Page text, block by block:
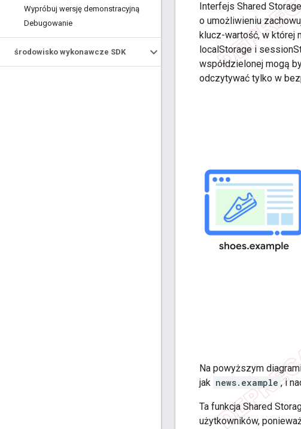
Wypróbuj wersję demonstracyjną
Debugowanie
środowisko wykonawcze SDK
Interfejs Shared
o umożliwieniu
klucz-wartość, w której
localStorage i
współdzielonej mogą
odczytywać tylko w
Na powyższym
jak news.example , i
Ta funkcja Shared
użytkowników,